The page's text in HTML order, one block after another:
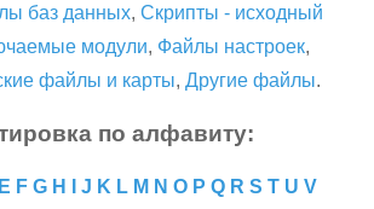
баз данных, Скрипты - исходный
модули, Файлы настроек,
файлы и карты, Другие файлы.
по алфавиту:
E F G H J K L M N O P Q R S T U V